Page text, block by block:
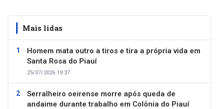
Mais lidas
Homem mata outro a tiros e tira a própria vida em
Santa Rosa do Piauí
25/07/2026 19:37
Serralheiro oeirense morre após queda de
andaime durante trabalho em Colônia do Piauí